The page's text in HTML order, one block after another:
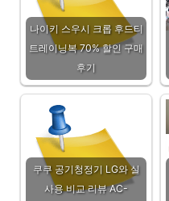
나이키 스우시 크롭 후드티
트레이닝복 70% 할인 구매
후기
쿠쿠 공기청정기 LG와 실
사용 비교 리뷰 AC-